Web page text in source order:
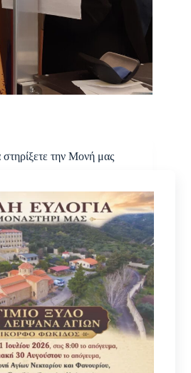
την Μονή μας